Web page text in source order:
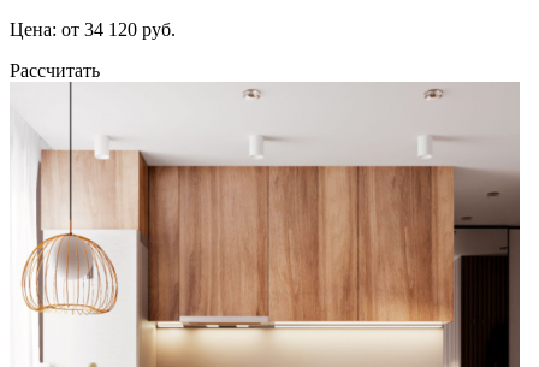
Цена: от 34 120 руб.
Рассчитать